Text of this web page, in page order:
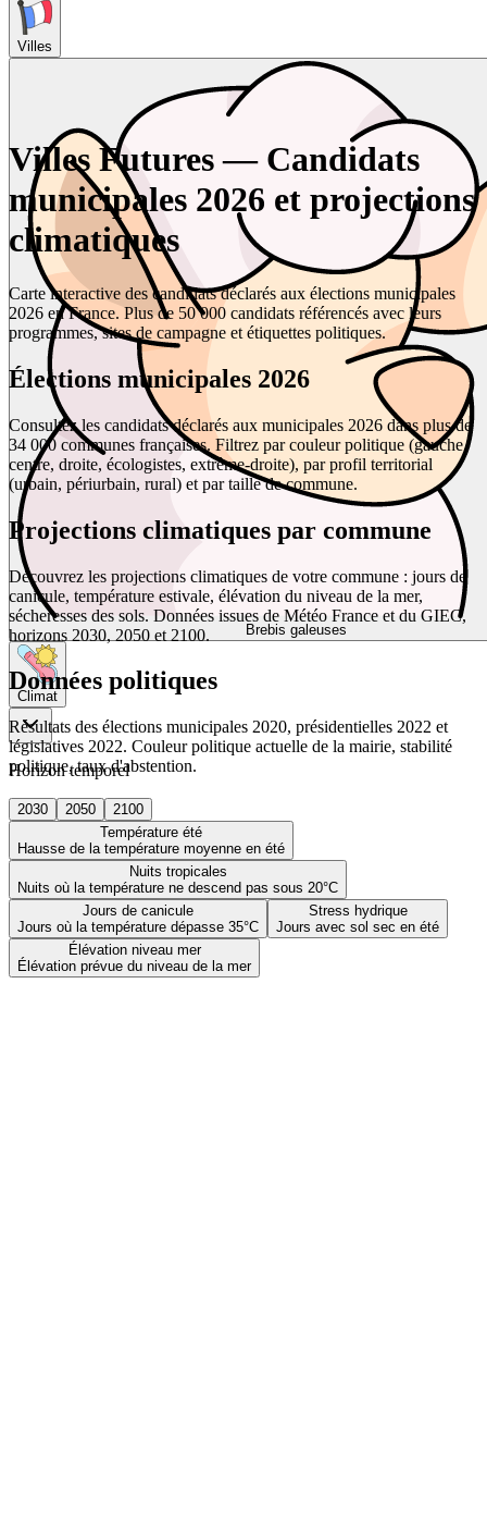
Villes
Brebis galeuses
Climat
Horizon temporel
2030 2050
2100
Température été
Hausse de la température moyenne en été
Nuits tropicales
Nuits où la température ne descend pas sous 20°C
Jours de canicule
Jours où la température dépasse 35°C
Stress hydrique
Jours avec sol sec en été
Élévation niveau mer
Élévation prévue du niveau de la mer
Villes Futures — Candidats
municipales 2026 et projections
climatiques
Carte interactive des candidats déclarés aux élections municipales
2026 en France. Plus de 50 000 candidats référencés avec leurs
programmes, sites de campagne et étiquettes politiques.
Élections municipales 2026
Consultez les candidats déclarés aux municipales 2026 dans plus de
34 000 communes françaises. Filtrez par couleur politique (gauche,
centre, droite, écologistes, extrême-droite), par profil territorial
(urbain, périurbain, rural) et par taille de commune.
Projections climatiques par commune
Découvrez les projections climatiques de votre commune : jours de
canicule, température estivale, élévation du niveau de la mer,
sécheresses des sols. Données issues de Météo France et du GIEC,
horizons 2030, 2050 et 2100.
Données politiques
Résultats des élections municipales 2020, présidentielles 2022 et
législatives 2022. Couleur politique actuelle de la mairie, stabilité
politique, taux d'abstention.